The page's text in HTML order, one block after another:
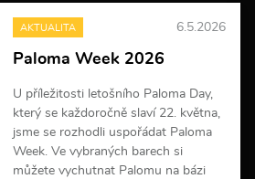
e
i
f
r
m
a
c
í
AKTUALITA 6.5.2026
Paloma Week 2026
U příležitosti letošního Paloma Day,
který se každoročně slaví 22. května,
jsme se rozhodli uspořádat Paloma
Week. Ve vybraných barech si
můžete vychutnat Palomu na bázi